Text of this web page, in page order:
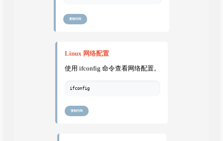
复制代码
Linux 网络配置
使用 ifconfig 命令查看网络配置。
ifconfig
复制代码